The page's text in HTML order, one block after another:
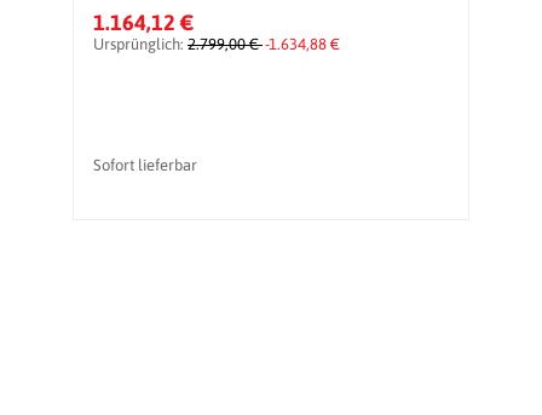
1.164,12 €
Ursprünglich: 2.799,00 €-1.634,88 €
Sofort lieferbar